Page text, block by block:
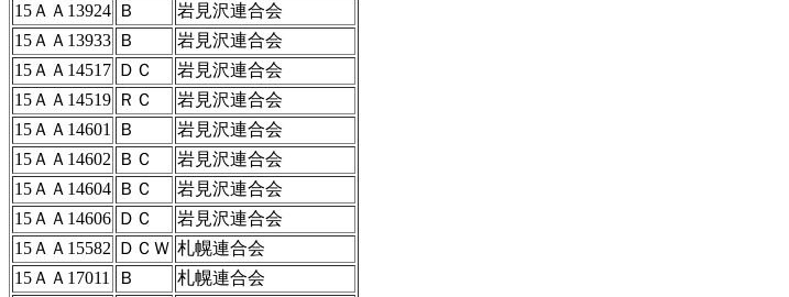
15ＡＡ13924 Ｂ
岩見沢連合会
15ＡＡ13933 Ｂ
岩見沢連合会
15ＡＡ14517 ＤＣ
岩見沢連合会
15ＡＡ14519 ＲＣ
岩見沢連合会
15ＡＡ14601
Ｂ
岩見沢連合会
15ＡＡ14602
ＢＣ
岩見沢連合会
15ＡＡ14604 ＢＣ
岩見沢連合会
15ＡＡ14606 ＤＣ
岩見沢連合会
15ＡＡ15582 ＤＣＷ 札幌連合会
15ＡＡ17011
Ｂ
札幌連合会